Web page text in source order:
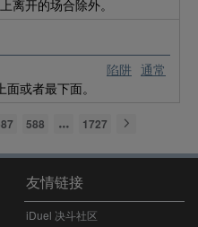
离开的场合除外。
陷阱 通常
或者最下面。
588 1727
友情链接
iDuel 决斗社区